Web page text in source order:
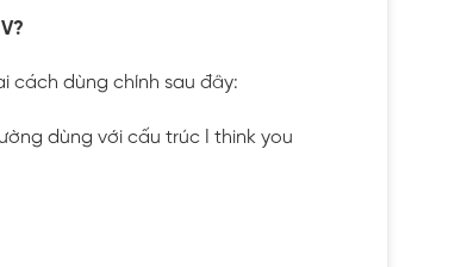
cách dùng chính sau đây:
dùng với cấu trúc I think you